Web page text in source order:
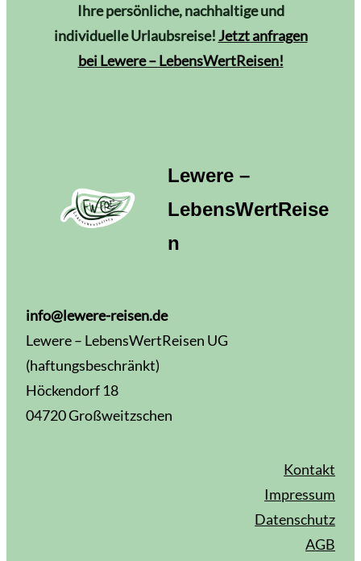
Ihre persönliche, nachhaltige und
individuelle Urlaubsreise!Jetzt anfragen
bei Lewere – LebensWertReisen!
Lewere –
LebensWertReise
n
info@lewere-reisen.de
Lewere – LebensWertReisen UG
(haftungsbeschränkt)
Höckendorf 18
04720 Großweitzschen
Kontakt
Impressum
Datenschutz
AGB